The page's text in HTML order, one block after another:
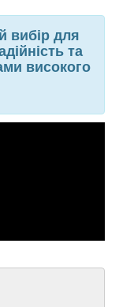
вибір для
та
високого